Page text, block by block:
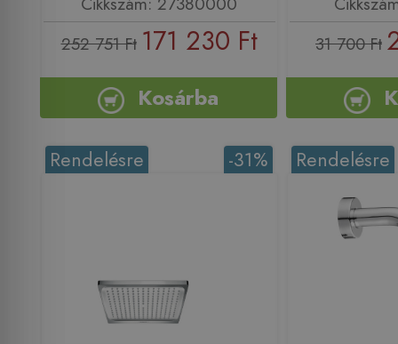
252 751 Ft 171 230 Ft
Kosárba
31 700 Ft
-31%
Rendelésre Rendelésre